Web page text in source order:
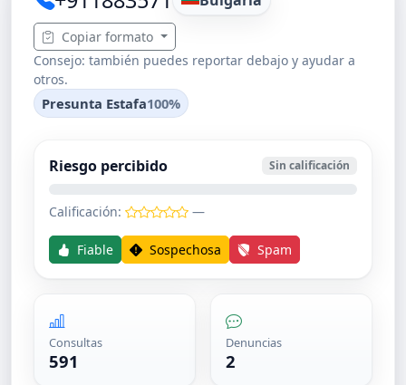
Copiar formato
Consejo: también puedes reportar debajo y ayudar a
otros.
Presunta Estafa100%
Riesgo percibido Sin calificación
Calificación: —
Fiable Sospechosa Spam
Consultas
591
Denuncias
2